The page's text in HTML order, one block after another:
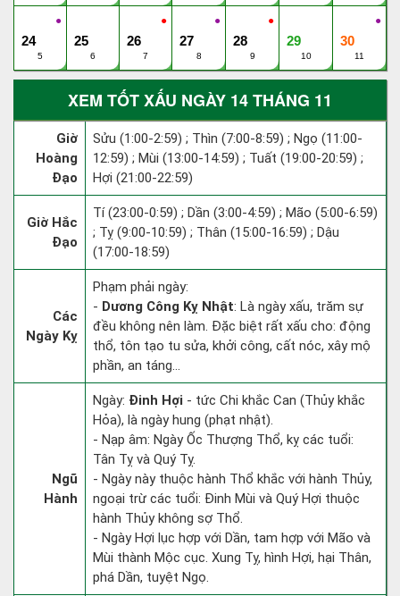
●
24
5
25
6
●
26
7
●
27
8
●
28
9
29
10
●
30
11
XEM TỐT XẤU NGÀY 14 THÁNG 11
Giờ
Hoàng
Đạo
Sửu (1:00-2:59) ; Thìn (7:00-8:59) ; Ngọ (11:00-
12:59) ; Mùi (13:00-14:59) ; Tuất (19:00-20:59) ;
Hợi (21:00-22:59)
Giờ Hắc
Đạo
Tí (23:00-0:59) ; Dần (3:00-4:59) ; Mão (5:00-6:59)
; Tỵ (9:00-10:59) ; Thân (15:00-16:59) ; Dậu
(17:00-18:59)
Các
Ngày Kỵ
Phạm phải ngày:
- Dương Công Kỵ Nhật: Là ngày xấu, trăm sự
đều không nên làm. Đặc biệt rất xấu cho: động
thổ, tôn tạo tu sửa, khởi công, cất nóc, xây mộ
phần, an táng...
Ngũ
Hành
Ngày: Đinh Hợi - tức Chi khắc Can (Thủy khắc
Hỏa), là ngày hung (phạt nhật).
- Nạp âm: Ngày Ốc Thượng Thổ, kỵ các tuổi:
Tân Tỵ và Quý Tỵ.
- Ngày này thuộc hành Thổ khắc với hành Thủy,
ngoại trừ các tuổi: Đinh Mùi và Quý Hợi thuộc
hành Thủy không sợ Thổ.
- Ngày Hợi lục hợp với Dần, tam hợp với Mão và
Mùi thành Mộc cục. Xung Tỵ, hình Hợi, hại Thân,
phá Dần, tuyệt Ngọ.